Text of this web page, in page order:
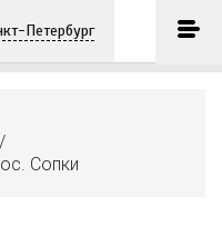
Петербург
/
Сопки
ПОЗВОНИТЬ